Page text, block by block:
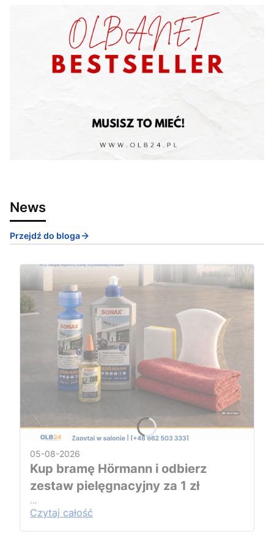
News
Przejdź do bloga
05-08-2026
Kup bramę Hörmann i odbierz
zestaw pielęgnacyjny za 1 zł
…
Czytaj całość